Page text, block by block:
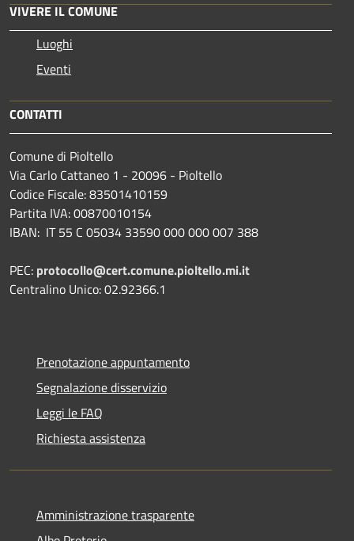
VIVERE IL COMUNE
Luoghi
Eventi
CONTATTI
Comune di Pioltello
Via Carlo Cattaneo 1 - 20096 - Pioltello
Codice Fiscale: 83501410159
Partita IVA: 00870010154
IBAN: IT 55 C 05034 33590 000 000 007 388
PEC: protocollo@cert.comune.pioltello.mi.it
Centralino Unico: 02.92366.1
Prenotazione appuntamento
Segnalazione disservizio
Leggi le FAQ
Richiesta assistenza
Amministrazione trasparente